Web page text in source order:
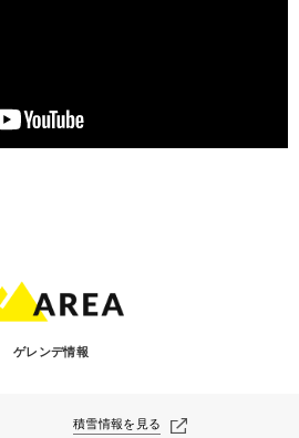
ゲレンデ情報
積雪情報を見る